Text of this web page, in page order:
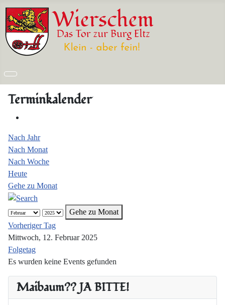
Maibaum?? JA BITTE!
Terminkalender
Nach Jahr
Nach Monat
Nach Woche
Heute
Gehe zu Monat
Gehe zu Monat
Vorheriger Tag
Mittwoch, 12. Februar 2025
Folgetag
Es wurden keine Events gefunden